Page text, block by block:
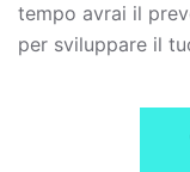
tempo avrai il
per sviluppare il